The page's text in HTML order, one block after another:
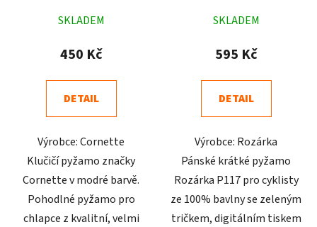
hodnocení
produktu
5,0
z
hvězdiček.
SKLADEM
450 Kč
DETAIL
Výrobce: Cornette
Klučičí pyžamo značky
Cornette v modré barvě.
Pohodlné pyžamo pro
chlapce z kvalitní, velmi
hodnocení
produktu
4,7
z
hvězdiček.
SKLADEM
595 Kč
DETAIL
Výrobce: Rozárka
Pánské krátké pyžamo
Rozárka P117 pro cyklisty
ze 100% bavlny se zeleným
tričkem, digitálním tiskem